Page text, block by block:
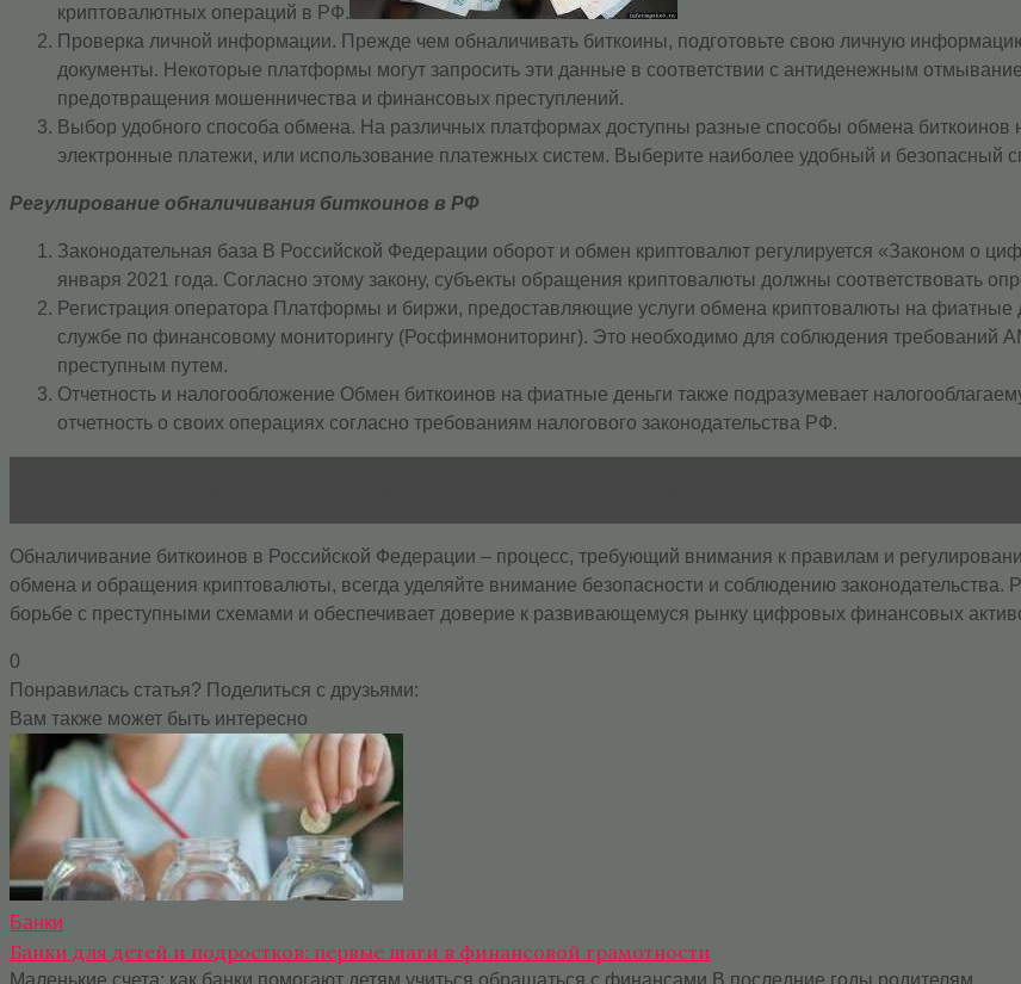
криптовалютных операций в РФ.
Проверка личной информации. Прежде чем обналичивать биткоины, подготовьте свою личную
документы. Некоторые платформы могут запросить эти данные в соответствии с антиденежным
предотвращения мошенничества и финансовых преступлений.
Выбор удобного способа обмена. На различных платформах доступны разные способы обмена
электронные платежи, или использование платежных систем. Выберите наиболее удобный и безопасный
Регулирование обналичивания биткоинов в РФ
Законодательная база В Российской Федерации оборот и обмен криптовалют регулируется «Законом о
января 2021 года. Согласно этому закону, субъекты обращения криптовалюты должны соответствовать
Регистрация оператора Платформы и биржи, предоставляющие услуги обмена криптовалюты на фиатные
службе по финансовому мониторингу (Росфинмониторинг). Это необходимо для соблюдения требований
преступным путем.
Отчетность и налогообложение Обмен биткоинов на фиатные деньги также подразумевает
отчетность о своих операциях согласно требованиям налогового законодательства РФ.
Обналичивание биткоинов в Российской Федерации – процесс, требующий внимания к правилам и
обмена и обращения криптовалюты, всегда уделяйте внимание безопасности и соблюдению законодательства.
борьбе с преступными схемами и обеспечивает доверие к развивающемуся рынку цифровых финансовых
0
Понравилась статья? Поделиться с друзьями:
Вам также может быть интересно
Банки
Банки для детей и подростков: первые шаги в финансовой грамотности
Маленькие счета: как банки помогают детям учиться обращаться с финансами В последние годы родителям